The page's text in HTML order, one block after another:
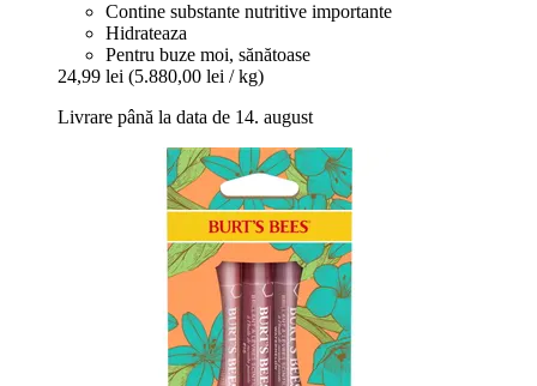
Contine substante nutritive importante
Hidrateaza
Pentru buze moi, sănătoase
24,99 lei (5.880,00 lei / kg)
Livrare până la data de 14. august